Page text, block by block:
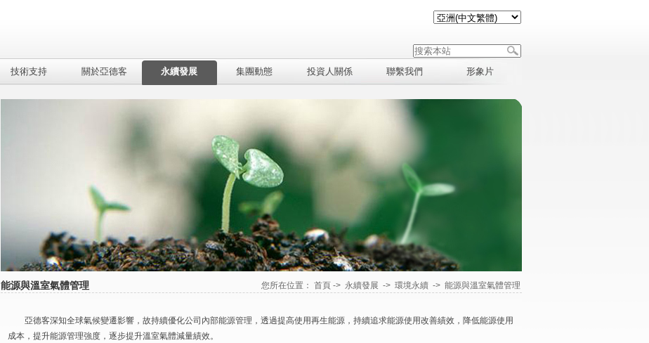
技術支持 關於亞德客 永續發展 集團動態 投資人關係 聯繫我們 形象片
能源與溫室氣體管理 您所在位置： 首頁-> 永續發展 -> 環境永續-> 能源與溫室氣體管理
亞德客深知全球氣候變遷影響，故持續優化公司內部能源管理，透過提高使用再生能源，持續追求能源使用改善績效，降低能源使用
成本，提升能源管理強度，逐步提升溫室氣體減量績效。